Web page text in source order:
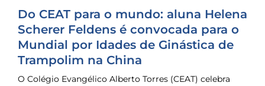
Do CEAT para o mundo: aluna Helena
Scherer Feldens é convocada para o
Mundial por Idades de Ginástica de
Trampolim na China
O Colégio Evangélico Alberto Torres (CEAT) celebra